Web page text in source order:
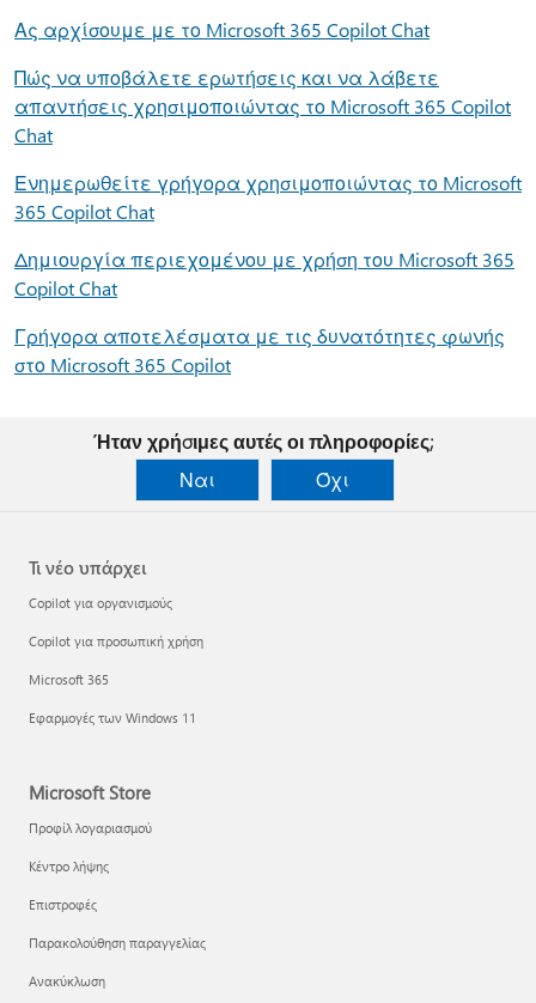
Ας αρχίσουμε με το Microsoft 365 Copilot Chat
Πώς να υποβάλετε ερωτήσεις και να λάβετε
απαντήσεις χρησιμοποιώντας το Microsoft 365 Copilot
Chat
Ενημερωθείτε γρήγορα χρησιμοποιώντας το Microsoft
365 Copilot Chat
Δημιουργία περιεχομένου με χρήση του Microsoft 365
Copilot Chat
Γρήγορα αποτελέσματα με τις δυνατότητες φωνής
στο Microsoft 365 Copilot
Ήταν χρήσιμες αυτές οι πληροφορίες;
Ναι
Όχι
Τι νέο υπάρχει
Copilot για οργανισμούς
Copilot για προσωπική χρήση
Microsoft 365
Εφαρμογές των Windows 11
Microsoft Store
Προφίλ λογαριασμού
Κέντρο λήψης
Επιστροφές
Παρακολούθηση παραγγελίας
Ανακύκλωση